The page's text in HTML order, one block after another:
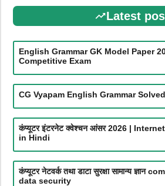
Latest
English Grammar GK Model Paper
Competitive Exam
CG Vyapam English Grammar
कंप्यूटर इंटरनेट क्वेश्चन आंसर 2026 |
in Hindi
कंप्यूटर नेटवर्क तथा डाटा सुरक्षा सामान्य
data security